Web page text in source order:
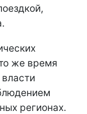
же время
регионах.